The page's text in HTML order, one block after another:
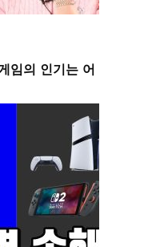
임의 인기는 어